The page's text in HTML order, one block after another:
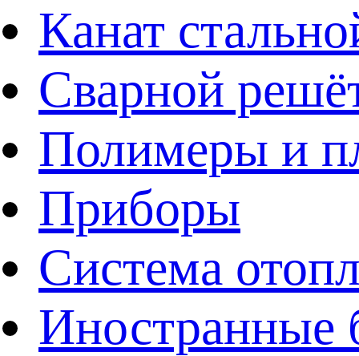
Канат
Сварной
Полимеры и
Приборы
Система
Иностранные